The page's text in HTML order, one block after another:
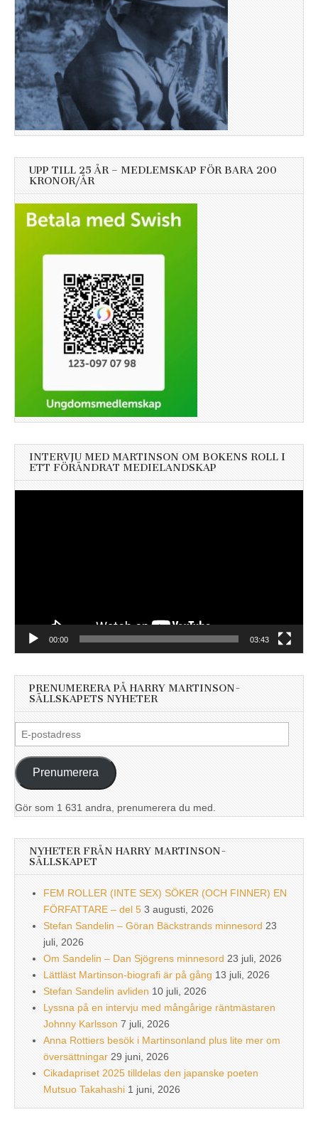
UPP TILL 25 ÅR – MEDLEMSKAP FÖR BARA 200
KRONOR/ÅR
INTERVJU MED MARTINSON OM BOKENS ROLL I
ETT FÖRÄNDRAT MEDIELANDSKAP
00:00 03:43
PRENUMERERA PÅ HARRY MARTINSON-
SÄLLSKAPETS NYHETER
E-
postadress
Prenumerera
Gör som 1 631 andra, prenumerera du med.
NYHETER FRÅN HARRY MARTINSON-
SÄLLSKAPET
FEM ROLLER (INTE SEX) SÖKER (OCH FINNER) EN
FÖRFATTARE – del 5 3 augusti, 2026
Stefan Sandelin – Göran Bäckstrands minnesord 23
juli, 2026
Om Sandelin – Dan Sjögrens minnesord 23 juli, 2026
Lättläst Martinson-biografi är på gång 13 juli, 2026
Stefan Sandelin avliden 10 juli, 2026
Lyssna på en intervju med mångårige räntmästaren
Johnny Karlsson 7 juli, 2026
Anna Rottiers besök i Martinsonland plus lite mer om
översättningar 29 juni, 2026
Cikadapriset 2025 tilldelas den japanske poeten
Mutsuo Takahashi 1 juni, 2026